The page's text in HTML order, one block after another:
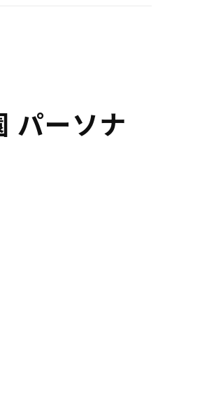
パーソナ